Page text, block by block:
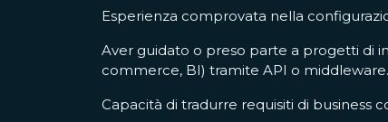
Esperienza comprovata nella
Aver guidato o preso parte a progetti di
commerce, BI) tramite API o middleware.
Capacità di tradurre requisiti di business